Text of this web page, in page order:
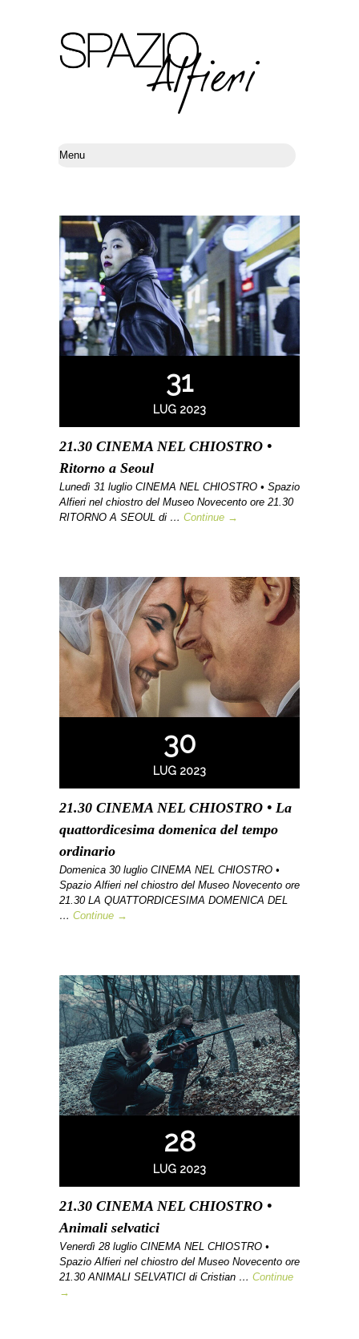
31
LUG 2023
21.30 CINEMA NEL CHIOSTRO •
Ritorno a Seoul
Lunedì 31 luglio CINEMA NEL CHIOSTRO • Spazio
Alfieri nel chiostro del Museo Novecento ore 21.30
RITORNO A SEOUL di … Continue →
30
LUG 2023
21.30 CINEMA NEL CHIOSTRO • La
quattordicesima domenica del tempo
ordinario
Domenica 30 luglio CINEMA NEL CHIOSTRO •
Spazio Alfieri nel chiostro del Museo Novecento ore
21.30 LA QUATTORDICESIMA DOMENICA DEL
… Continue →
28
LUG 2023
21.30 CINEMA NEL CHIOSTRO •
Animali selvatici
Venerdì 28 luglio CINEMA NEL CHIOSTRO •
Spazio Alfieri nel chiostro del Museo Novecento ore
21.30 ANIMALI SELVATICI di Cristian … Continue
→